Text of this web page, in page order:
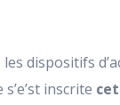
dispositifs
inscrite